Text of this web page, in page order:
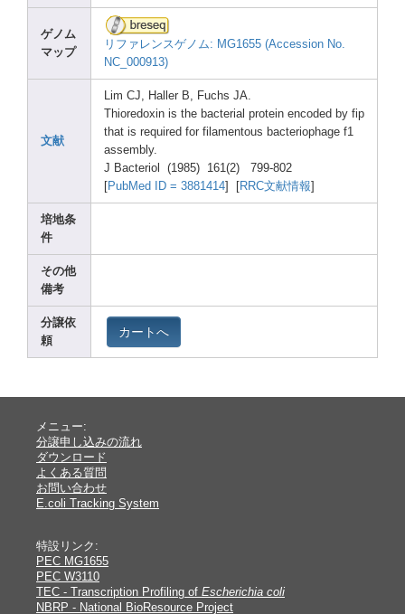
ゲノム
マップ
リファレンスゲノム: MG1655 (Accession No.
NC_000913)
文献
Lim CJ, Haller B, Fuchs JA.
Thioredoxin is the bacterial protein encoded by fip
that is required for filamentous bacteriophage f1
assem bly.
J Bacteriol (1985) 161(2) 799-802
PubMed ID = 3881414 RRC文献情報
培地条
件
その他
備考
分譲依
頼
カートへ
メニュー:
分譲申し込みの流れ
ダウンロード
よくある質問
お問い合わせ
E.coli Tracking System
特設リンク:
PEC MG1655
PEC W3110
TEC - Transcription Profiling of Escherichia coli
NBRP - National BioResource Project